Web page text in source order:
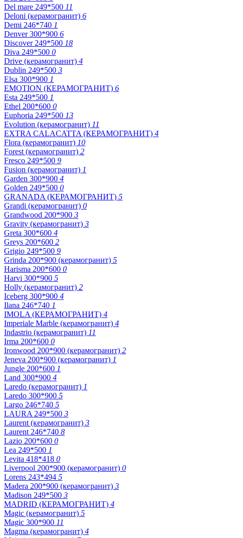
Del mare 249*500 11
Deloni (керамогранит) 6
Demi 246*740 1
Denver 300*900 6
Discover 249*500 18
Diva 249*500 0
Drive (керамогранит) 4
Dublin 249*500 3
Elsa 300*900 1
EMOTION (КЕРАМОГРАНИТ) 6
Esta 249*500 1
Ethel 200*600 0
Euphoria 249*500 13
Evolution (керамогранит) 11
EXTRA CALACATTA (КЕРАМОГРАНИТ) 4
Flora (керамогранит) 10
Forest (керамогранит) 2
Fresco 249*500 9
Fusion (керамогранит) 1
Garden 300*900 4
Golden 249*500 0
GRANADA (КЕРАМОГРАНИТ) 5
Grandi (керамогранит) 0
Grandwood 200*900 3
Gravity (керамогранит) 3
Greta 300*600 4
Greys 200*600 2
Grigio 249*500 9
Grinda 200*900 (керамогранит) 5
Harisma 200*600 0
Harvi 300*900 5
Holly (керамогранит) 2
Iceberg 300*900 4
Ilana 246*740 1
IMOLA (КЕРАМОГРАНИТ) 4
Imperiale Marble (керамогранит) 4
Indastrio (керамогранит) 11
Irma 200*600 0
Ironwood 200*900 (керамогранит) 2
Jeneva 200*900 (керамогранит) 1
Jungle 200*600 1
Land 300*900 4
Laredo (керамогранит) 1
Laredo 300*900 5
Largo 246*740 5
LAURA 249*500 3
Laurent (керамогранит) 3
Laurent 246*740 8
Lazio 200*600 0
Lea 249*500 1
Levita 418*418 0
Liverpool 200*900 (керамогранит) 0
Lorens 243*494 5
Madera 200*900 (керамогранит) 3
Madison 249*500 3
MADRID (КЕРАМОГРАНИТ) 4
Magic (керамогранит) 5
Magic 300*900 11
Magma (керамогранит) 4